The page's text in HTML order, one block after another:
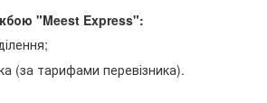
"Meest Express":
(за тарифами перевізника).